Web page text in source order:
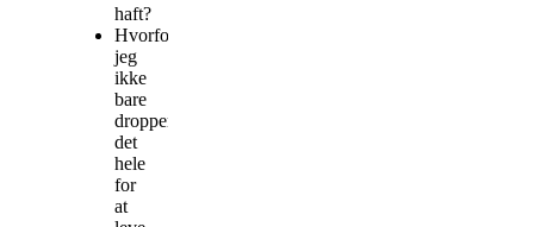
haft?
Hvorfor
jeg
ikke
bare
dropper
det
hele
for
at